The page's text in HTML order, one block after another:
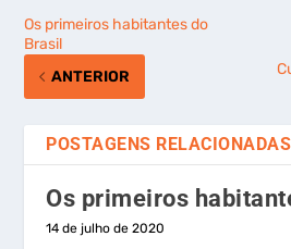
Os primeiros habitantes do
Brasil
ANTERIOR
POSTAGENS RELACIONADAS
Os primeiros
14 de julho de 2020